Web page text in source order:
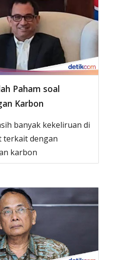
Paham soal
Karbon
banyak kekeliruan di
terkait dengan
karbon